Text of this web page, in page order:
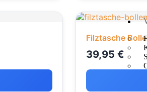
Filztasche
39,95 €